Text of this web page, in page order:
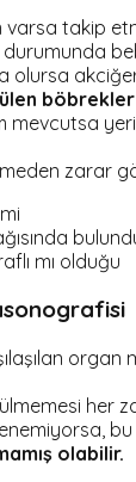
takip
böbrekler
zarar
mı olduğu
organ
her
olabilir.